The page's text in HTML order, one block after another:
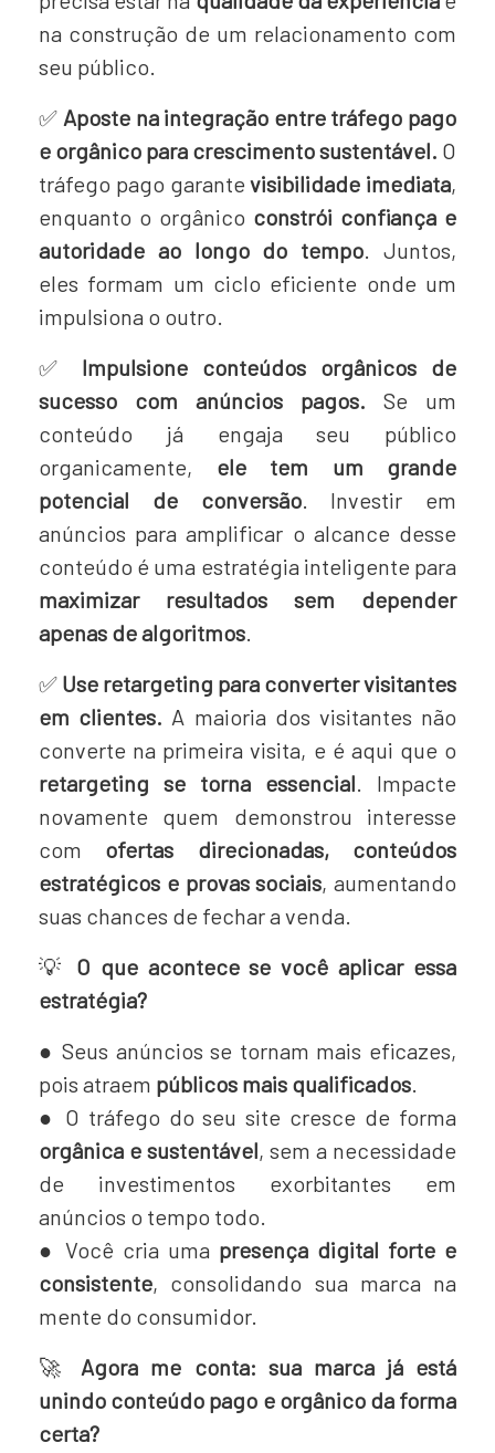
na construção de um relacionamento com
seu público.
✅ Aposte na integração entre tráfego pago
e orgânico para crescimento sustentável. O
tráfego pago garantevisibilidade imediata,
enquanto o orgânico constrói confiança e
autoridade ao longo do tempo. Juntos,
eles formam um ciclo eficiente onde um
impulsiona o outro.
✅ Impulsione conteúdos orgânicos de
sucesso com anúncios pagos. Se um
conteúdo já engaja seu público
organicamente, ele tem um grande
potencial de conversão. Investir em
anúncios para amplificar o alcance desse
conteúdo é uma estratégia inteligente para
maximizar resultados sem depender
apenas de algoritmos.
✅ Use retargeting para converter visitantes
em clientes. A maioria dos visitantes não
converte na primeira visita, e é aqui que o
retargeting se torna essencial. Impacte
novamente quem demonstrou interesse
com ofertas direcionadas, conteúdos
estratégicos e provas sociais, aumentando
suas chances de fechar a venda.
💡 O que acontece se você aplicar essa
estratégia?
●Seus anúncios se tornam mais eficazes,
pois atraem públicos mais qualificados.
● O tráfego do seu site cresce de forma
orgânica e sustentável, sem a necessidade
de investimentos exorbitantes em
anúncios o tempo todo.
● Você cria uma presença digital forte e
consistente, consolidando sua marca na
mente do consumidor.
🚀 Agora me conta: sua marca já está
unindo conteúdo pago e orgânico da forma
certa?